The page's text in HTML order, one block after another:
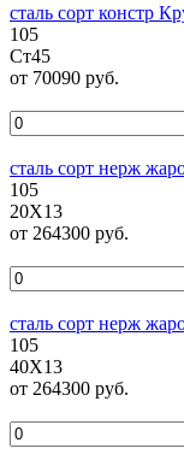
сталь сорт констр
105
Ст45
от 70090 руб.
сталь сорт нерж
105
20Х13
от 264300 руб.
сталь сорт нерж
105
40Х13
от 264300 руб.